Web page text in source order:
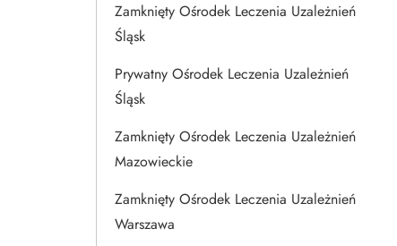
Zamknięty Ośrodek Leczenia Uzależnień
Śląsk
Prywatny Ośrodek Leczenia Uzależnień
Śląsk
Zamknięty Ośrodek Leczenia Uzależnień
Mazowieckie
Zamknięty Ośrodek Leczenia Uzależnień
Warszawa